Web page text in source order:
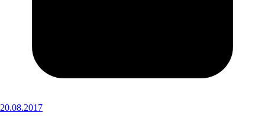
20.08.2017